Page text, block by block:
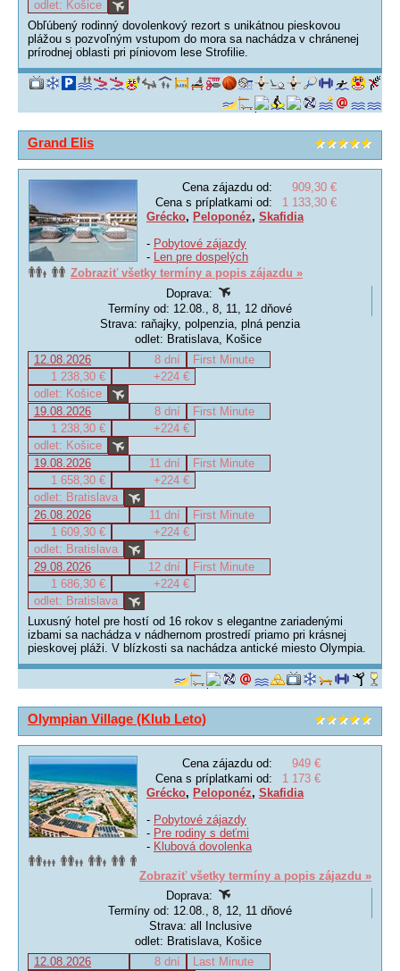
odlet: Košice
Obľúbený rodinný dovolenkový rezort s unikátnou pieskovou
plážou s pozvoľným vstupom do mora sa nachádza v chránenej
prírodnej oblasti pri píniovom lese Strofilie.
Grand Elis
Cena zájazdu od:
909,30 €
Cena s príplatkami od:
1 133,30 €
Grécko, Peloponéz, Skafidia
- Pobytové zájazdy
- Len pre dospelých
Zobraziť všetky termíny a popis zájazdu »
Doprava:
Termíny od: 12.08., 8, 11, 12 dňové
Strava: raňajky, polpenzia, plná penzia
odlet: Bratislava, Košice
12.08.2026
8 dní
First Minute
1 238,30 €
+224 €
odlet: Košice
19.08.2026
8 dní
First Minute
1 238,30 €
+224 €
odlet: Košice
19.08.2026
11 dní
First Minute
1 658,30 €
+224 €
odlet: Bratislava
26.08.2026
11 dní
First Minute
1 609,30 €
+224 €
odlet: Bratislava
29.08.2026
12 dní
First Minute
1 686,30 €
+224 €
odlet: Bratislava
Luxusný hotel pre hostí od 16 rokov s elegantne zariadenými
izbami sa nachádza v nádhernom prostredí priamo pri krásnej
pieskovej pláži. V blízkosti sa nachádza antické miesto Olympia.
Olympian Village (Klub Leto)
Cena zájazdu od:
949 €
Cena s príplatkami od:
1 173 €
Grécko, Peloponéz, Skafidia
- Pobytové zájazdy
- Pre rodiny s deťmi
- Klubová dovolenka
Zobraziť všetky termíny a popis zájazdu »
Doprava:
Termíny od: 12.08., 8, 12, 11 dňové
Strava: all Inclusive
odlet: Bratislava, Košice
12.08.2026
8 dní
Last Minute